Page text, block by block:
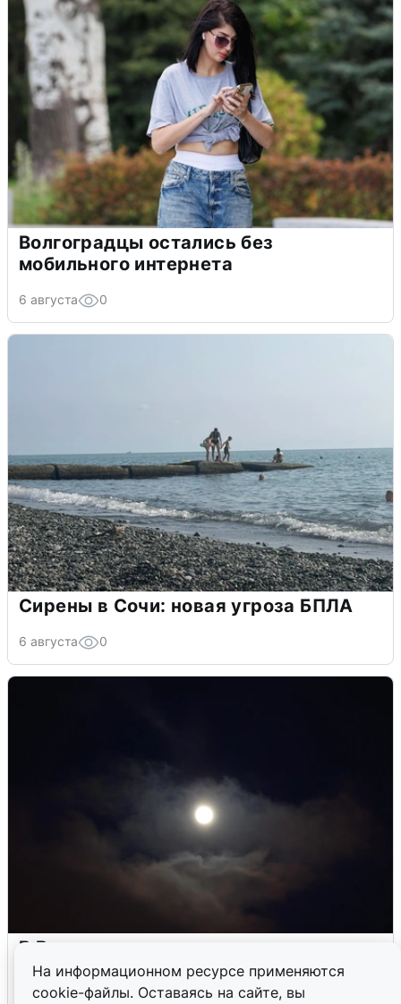
На информационном ресурсе применяются
cookie-файлы. Оставаясь на сайте, вы
Волгоградцы остались без
мобильного интернета
6 августа 0
Сирены в Сочи: новая угроза БПЛА
6 августа 0
В Воронеже прогремели взрывы
после сигнала тревоги